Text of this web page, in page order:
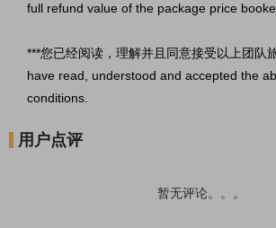
full refund value of the package price
***您已经阅读，理解并且同意接受以上团队
have read, understood and accepted the
conditions.
用户点评
暂无评论。。。